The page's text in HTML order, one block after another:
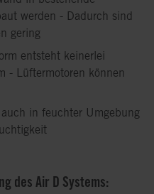
werden - Dadurch sind
gering
entsteht keinerlei
- Lüftermotoren können
in feuchter Umgebung
des Air D Systems: